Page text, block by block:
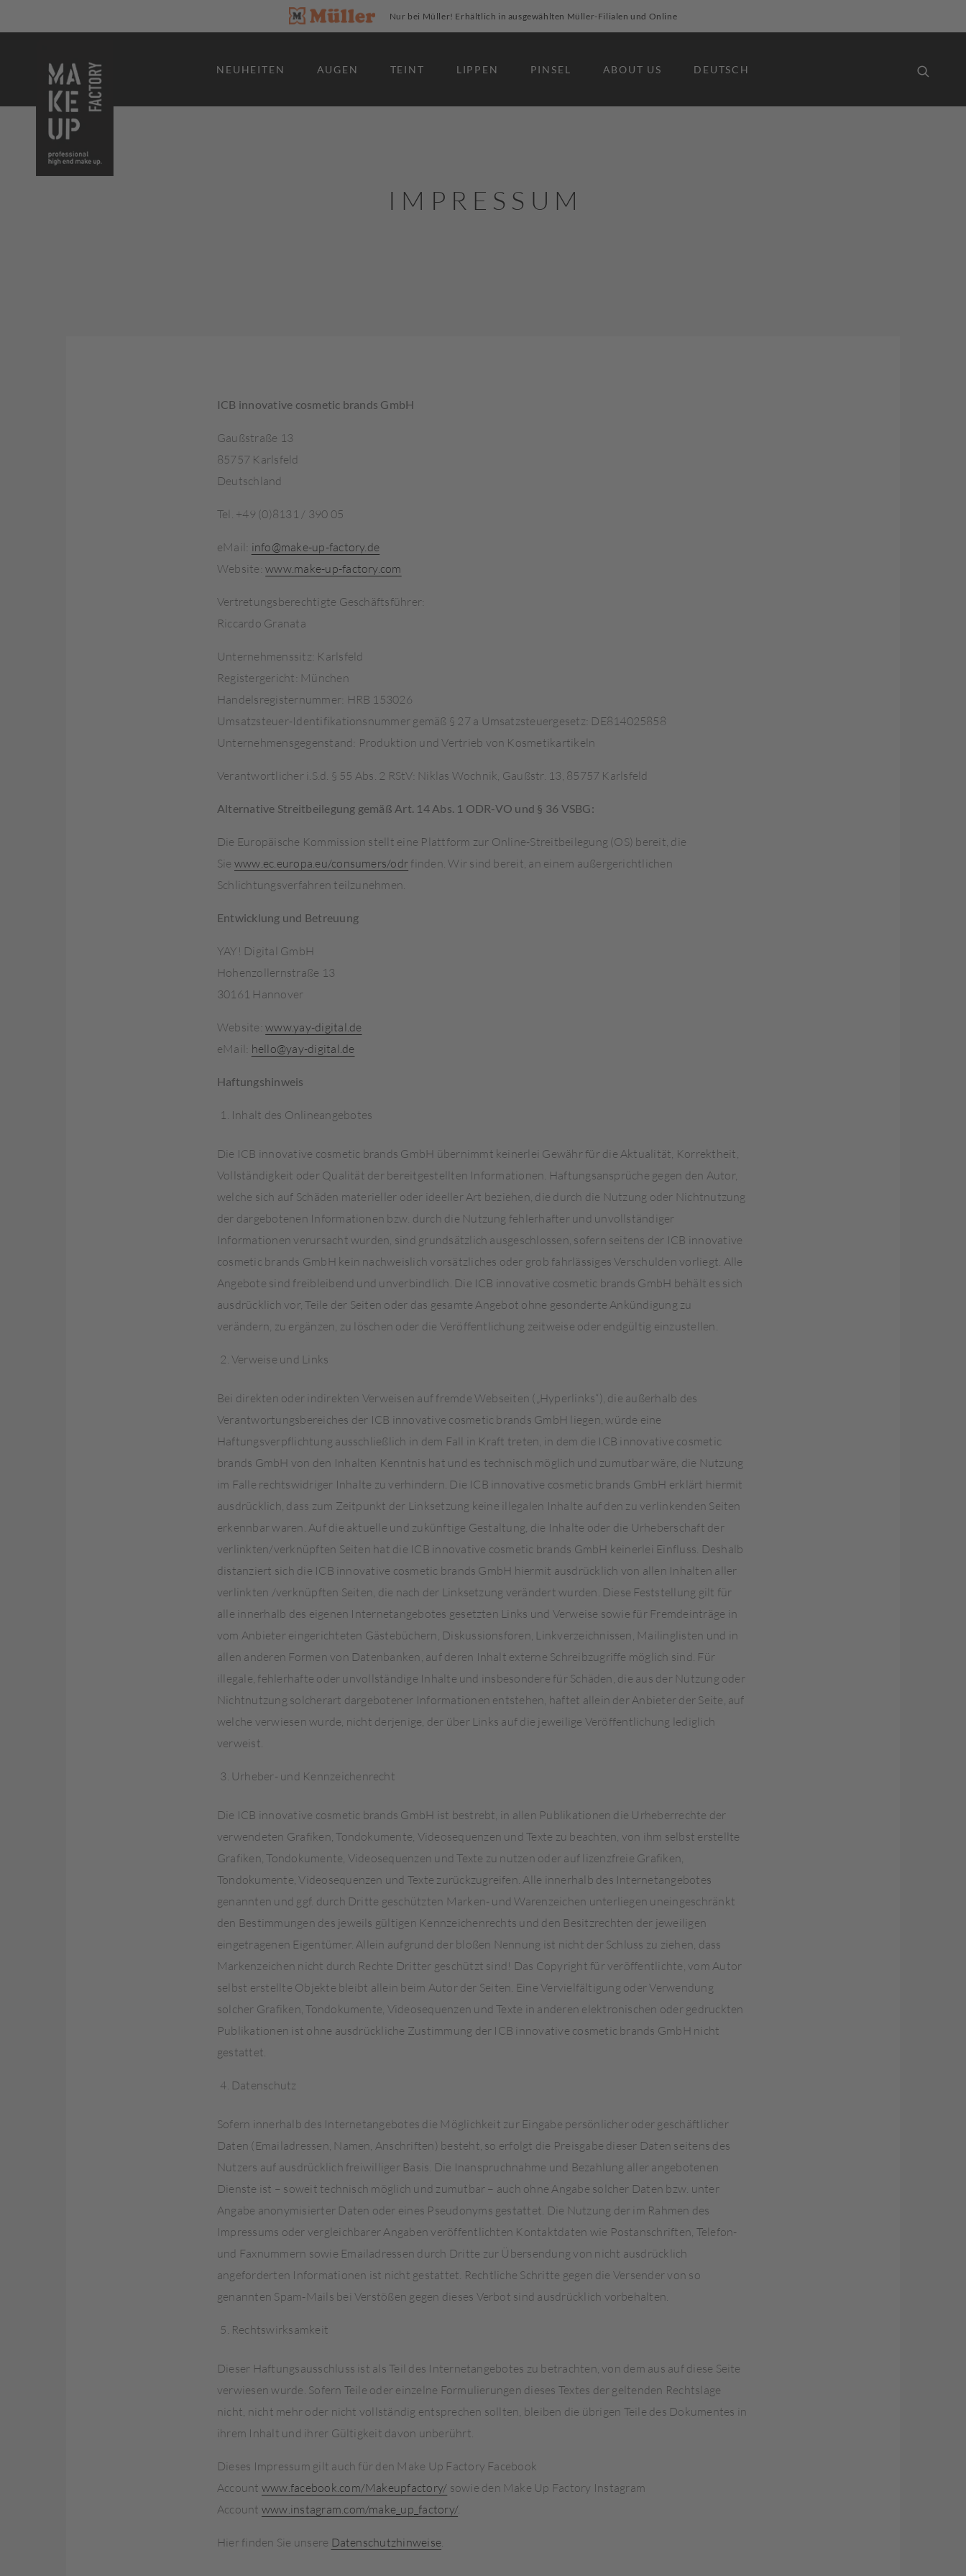
Nur bei Müller! Erhältlich in ausgewählten Müller-Filialen und Online
NEUHEITEN AUGEN TEINT LIPPEN PINSEL ABOUT US DEUTSCH
IMPRESSUM
ICB innovative cosmetic brands GmbH
Gaußstraße 13
85757 Karlsfeld
Deutschland
Tel. +49 (0)8131 / 390 05
eMail: info@make-up-factory.de
Website:www.make-up-factory.com
Vertretungsberechtigte Geschäftsführer:
Riccardo Granata
Unternehmenssitz: Karlsfeld
Registergericht: München
Handelsregisternummer: HRB 153026
Umsatzsteuer-Identifikationsnummer gemäß § 27 a Umsatzsteuergesetz: DE814025858
Unternehmensgegenstand: Produktion und Vertrieb von Kosmetikartikeln
Verantwortlicher i.S.d. § 55 Abs. 2 RStV: Niklas Wochnik, Gaußstr. 13, 85757 Karlsfeld
Alternative Streitbeilegung gemäß Art. 14 Abs. 1 ODR-VO und § 36 VSBG:
Die Europäische Kommission stellt eine Plattform zur Online-Streitbeilegung (OS) bereit, die
Sie www.ec.europa.eu/consumers/odr finden. Wir sind bereit, an einem außergerichtlichen
Schlichtungsverfahren teilzunehmen.
Entwicklung und Betreuung
YAY! Digital GmbH
Hohenzollernstraße 13
30161 Hannover
Website:www.yay-digital.de
eMail: hello@yay-digital.de
Haftungshinweis
Inhalt des Onlineangebotes
Die ICB innovative cosmetic brands GmbH übernimmt keinerlei Gewähr für die Aktualität, Korrektheit,
Vollständigkeit oder Qualität der bereitgestellten Informationen. Haftungsansprüche gegen den Autor,
welche sich auf Schäden materieller oder ideeller Art beziehen, die durch die Nutzung oder Nichtnutzung
der dargebotenen Informationen bzw. durch die Nutzung fehlerhafter und unvollständiger
Informationen verursacht wurden, sind grundsätzlich ausgeschlossen, sofern seitens der ICB innovative
cosmetic brands GmbH kein nachweislich vorsätzliches oder grob fahrlässiges Verschulden vorliegt. Alle
Angebote sind freibleibend und unverbindlich. Die ICB innovative cosmetic brands GmbH behält es sich
ausdrücklich vor, Teile der Seiten oder das gesamte Angebot ohne gesonderte Ankündigung zu
verändern, zu ergänzen, zu löschen oder die Veröffentlichung zeitweise oder endgültig einzustellen.
Verweise und Links
Bei direkten oder indirekten Verweisen auf fremde Webseiten („Hyperlinks“), die außerhalb des
Verantwortungsbereiches der ICB innovative cosmetic brands GmbH liegen, würde eine
Haftungsverpflichtung ausschließlich in dem Fall in Kraft treten, in dem die ICB innovative cosmetic
brands GmbH von den Inhalten Kenntnis hat und es technisch möglich und zumutbar wäre, die Nutzung
im Falle rechtswidriger Inhalte zu verhindern. Die ICB innovative cosmetic brands GmbH erklärt hiermit
ausdrücklich, dass zum Zeitpunkt der Linksetzung keine illegalen Inhalte auf den zu verlinkenden Seiten
erkennbar waren. Auf die aktuelle und zukünftige Gestaltung, die Inhalte oder die Urheberschaft der
verlinkten/verknüpften Seiten hat die ICB innovative cosmetic brands GmbH keinerlei Einfluss. Deshalb
distanziert sich die ICB innovative cosmetic brands GmbH hiermit ausdrücklich von allen Inhalten aller
verlinkten /verknüpften Seiten, die nach der Linksetzung verändert wurden. Diese Feststellung gilt für
alle innerhalb des eigenen Internetangebotes gesetzten Links und Verweise sowie für Fremdeinträge in
vom Anbieter eingerichteten Gästebüchern, Diskussionsforen, Linkverzeichnissen, Mailinglisten und in
allen anderen Formen von Datenbanken, auf deren Inhalt externe Schreibzugriffe möglich sind. Für
illegale, fehlerhafte oder unvollständige Inhalte und insbesondere für Schäden, die aus der Nutzung oder
Nichtnutzung solcherart dargebotener Informationen entstehen, haftet allein der Anbieter der Seite, auf
welche verwiesen wurde, nicht derjenige, der über Links auf die jeweilige Veröffentlichung lediglich
verweist.
Urheber- und Kennzeichenrecht
Die ICB innovative cosmetic brands GmbH ist bestrebt, in allen Publikationen die Urheberrechte der
verwendeten Grafiken, Tondokumente, Videosequenzen und Texte zu beachten, von ihm selbst erstellte
Grafiken, Tondokumente, Videosequenzen und Texte zu nutzen oder auf lizenzfreie Grafiken,
Tondokumente, Videosequenzen und Texte zurückzugreifen. Alle innerhalb des Internetangebotes
genannten und ggf. durch Dritte geschützten Marken- und Warenzeichen unterliegen uneingeschränkt
den Bestimmungen des jeweils gültigen Kennzeichenrechts und den Besitzrechten der jeweiligen
eingetragenen Eigentümer. Allein aufgrund der bloßen Nennung ist nicht der Schluss zu ziehen, dass
Markenzeichen nicht durch Rechte Dritter geschützt sind! Das Copyright für veröffentlichte, vom Autor
selbst erstellte Objekte bleibt allein beim Autor der Seiten. Eine Vervielfältigung oder Verwendung
solcher Grafiken, Tondokumente, Videosequenzen und Texte in anderen elektronischen oder gedruckten
Publikationen ist ohne ausdrückliche Zustimmung der ICB innovative cosmetic brands GmbH nicht
gestattet.
Datenschutz
Sofern innerhalb des Internetangebotes die Möglichkeit zur Eingabe persönlicher oder geschäftlicher
Daten (Emailadressen, Namen, Anschriften) besteht, so erfolgt die Preisgabe dieser Daten seitens des
Nutzers auf ausdrücklich freiwilliger Basis. Die Inanspruchnahme und Bezahlung aller angebotenen
Dienste ist – soweit technisch möglich und zumutbar – auch ohne Angabe solcher Daten bzw. unter
Angabe anonymisierter Daten oder eines Pseudonyms gestattet. Die Nutzung der im Rahmen des
Impressums oder vergleichbarer Angaben veröffentlichten Kontaktdaten wie Postanschriften, Telefon-
und Faxnummern sowie Emailadressen durch Dritte zur Übersendung von nicht ausdrücklich
angeforderten Informationen ist nicht gestattet. Rechtliche Schritte gegen die Versender von so
genannten Spam-Mails bei Verstößen gegen dieses Verbot sind ausdrücklich vorbehalten.
Rechtswirksamkeit
Dieser Haftungsausschluss ist als Teil des Internetangebotes zu betrachten, von dem aus auf diese Seite
verwiesen wurde. Sofern Teile oder einzelne Formulierungen dieses Textes der geltenden Rechtslage
nicht, nicht mehr oder nicht vollständig entsprechen sollten, bleiben die übrigen Teile des Dokumentes in
ihrem Inhalt und ihrer Gültigkeit davon unberührt.
Dieses Impressum gilt auch für den Make Up Factory Facebook
Account www.facebook.com/Makeupfactory/ sowie den Make Up Factory Instagram
Account www.instagram.com/make_up_factory/.
Hier finden Sie unsere Datenschutzhinweise